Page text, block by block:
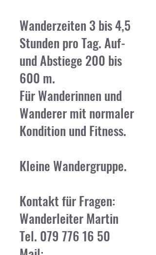
Wanderzeiten 3 bis 4,5
Stunden pro Tag. Auf-
und Abstiege 200 bis
600 m.
Für Wanderinnen und
Wanderer mit normaler
Kondition und Fitness.
Kleine Wandergruppe.
Kontakt für Fragen:
Wanderleiter Martin
Tel. 079 776 16 50